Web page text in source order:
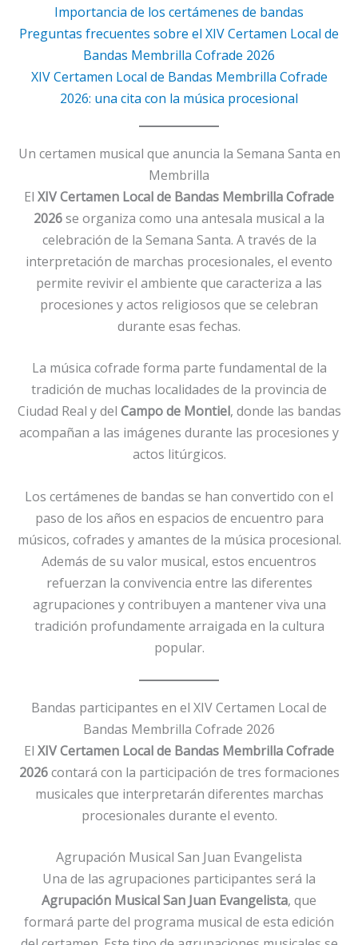
Importancia de los certámenes de bandas
Preguntas frecuentes sobre el XIV Certamen Local de
Bandas Membrilla Cofrade 2026
XIV Certamen Local de Bandas Membrilla Cofrade
2026: una cita con la música procesional
Un certamen musical que anuncia la Semana Santa en
Membrilla
El XIV Certamen Local de Bandas Membrilla Cofrade
2026se organiza como una antesala musical a la
celebración de la Semana Santa. A través de la
interpretación de marchas procesionales, el evento
permite revivir el ambiente que caracteriza a las
procesiones y actos religiosos que se celebran
durante esas fechas.
La música cofrade forma parte fundamental de la
tradición de muchas localidades de la provincia de
Ciudad Real y del Campo de Montiel, donde las bandas
acompañan a las imágenes durante las procesiones y
actos litúrgicos.
Los certámenes de bandas se han convertido con el
paso de los años en espacios de encuentro para
músicos, cofrades y amantes de la música procesional.
Además de su valor musical, estos encuentros
refuerzan la convivencia entre las diferentes
agrupaciones y contribuyen a mantener viva una
tradición profundamente arraigada en la cultura
popular.
Bandas participantes en el XIV Certamen Local de
Bandas Membrilla Cofrade 2026
El XIV Certamen Local de Bandas Membrilla Cofrade
2026contará con la participación de tres formaciones
musicales que interpretarán diferentes marchas
procesionales durante el evento.
Agrupación Musical San Juan Evangelista
Una de las agrupaciones participantes será la
Agrupación Musical San Juan Evangelista, que
formará parte del programa musical de esta edición